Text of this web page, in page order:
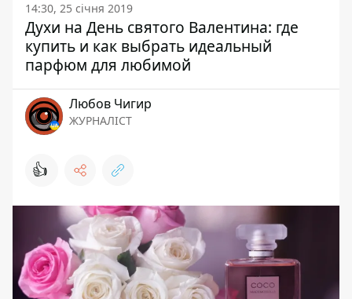
14:30, 25 січня 2019
Духи на День святого Валентина: где
купить и как выбрать идеальный
парфюм для любимой
Любов Чигир
ЖУРНАЛІСТ
👍